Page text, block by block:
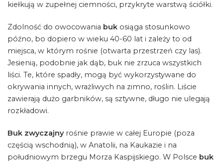
kiełkują w zupełnej ciemności, przykryte warstwą ściółki.
Zdolność do owocowania buk osiąga stosunkowo
późno, bo dopiero w wieku 40-60 lat i zależy to od
miejsca, w którym rośnie (otwarta przestrzeń czy las).
Jesienią, podobnie jak dąb, buk nie zrzuca wszystkich
liści. Te, które spadły, mogą być wykorzystywane do
okrywania innych, wrażliwych na zimno, roślin. Liście
zawierają dużo garbników, są sztywne, długo nie ulegają
rozkładowi.
Buk zwyczajny rośnie prawie w całej Europie (poza
częścią wschodnią), w Anatolii, na Kaukazie i na
południowym brzegu Morza Kaspijskiego. W Polsce buk